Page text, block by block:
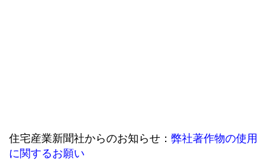
住宅産業新聞社からのお知らせ： 弊社著作物の使用
に関するお願い